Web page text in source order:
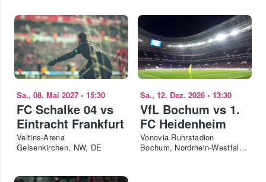
Sa., 08. Mai 2027 • 15:30
FC Schalke 04 vs
Eintracht Frankfurt
Veltins-Arena
Gelsenkirchen, NW, DE
Sa., 12. Dez. 2026 • 13:30
VfL Bochum vs 1.
FC Heidenheim
Vonovia Ruhrstadion
Bochum, Nordrhein-Westfalen, DE